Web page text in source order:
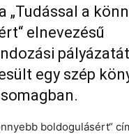
„Tudással a
elnevezésű
egy szép
boldogulásért“